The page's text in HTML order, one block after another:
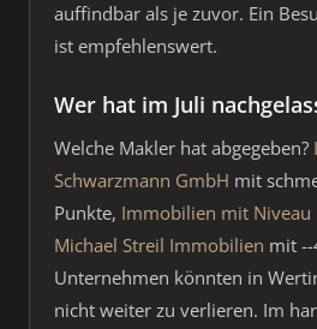
auffindbar als je zuvor. Ein
ist empfehlenswert.
Wer hat im Juli
Welche Makler hat abgegeben?
Schwarzmann GmbH mit
Punkte, Immobilien mit Niveau
Michael Streil Immobilien mit --
Unternehmen könnten in
nicht weiter zu verlieren. Im